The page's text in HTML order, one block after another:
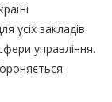
усіх закладів
управління.